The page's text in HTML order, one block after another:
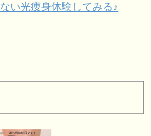
い光痩身体験してみる♪